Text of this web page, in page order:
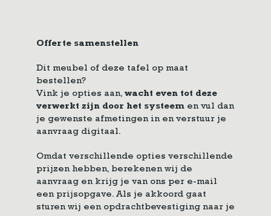
Offerte samenstellen
Dit meubel of deze tafel op maat
bestellen?
Vink je opties aan, wacht even tot deze
verwerkt zijn door het systeem en vul dan
je gewenste afmetingen in en verstuur je
aanvraag digitaal.
Omdat verschillende opties verschillende
prijzen hebben, berekenen wij de
aanvraag en krijg je van ons per e-mail
een prijsopgave. Als je akkoord gaat
sturen wij een opdrachtbevestiging naar je